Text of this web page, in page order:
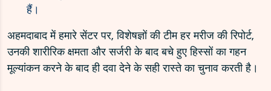
हैं।
अहमदाबाद में हमारे सेंटर पर, विशेषज्ञों की टीम हर मरीज की रिपोर्ट,
उनकी शारीरिक क्षमता और सर्जरी के बाद बचे हुए हिस्सों का गहन
मूल्यांकन करने के बाद ही दवा देने के सही रास्ते का चुनाव करती है।